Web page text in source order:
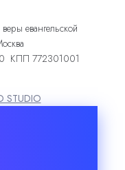
евангельской
КПП 772301001
STUDIO